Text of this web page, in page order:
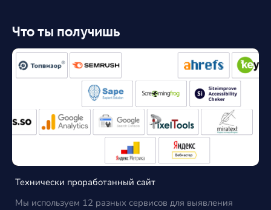
Что ты получишь
Технически проработанный сайт
Мы используем 12 разных сервисов для выявления